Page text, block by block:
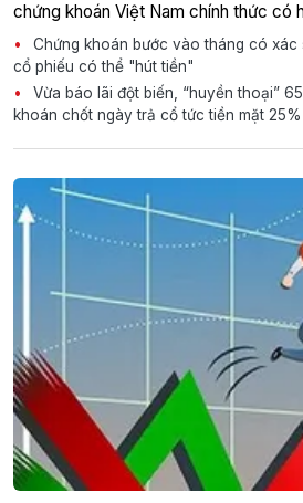
chứng khoán Việt Nam chính thức có
Chứng khoán bước vào tháng có xác
cổ phiếu có thể "hút tiền"
Vừa báo lãi đột biến, “huyền thoại”
khoán chốt ngày trả cổ tức tiền mặt 25%